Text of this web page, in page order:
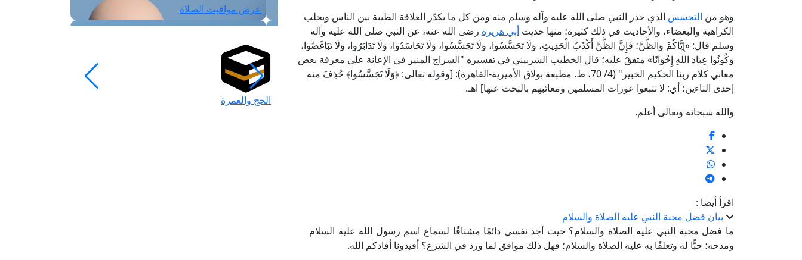
وهو من التجسس الذي حذر النبي صلى الله عليه وآله وسلم منه ومن كل ما يكدّر العلاقة الطيبة بين الناس ويجلب
الكراهية والبغضاء، والأحاديث في ذلك كثيرة؛ منها حديث أبي هريرة رضى الله عنه، عن النبي صلى الله عليه وآله
وسلم قال: «إِيَّاكُمْ وَالظَّنَّ؛ فَإِنَّ الظَّنَّ أَكْذَبُ الْحَدِيثِ، وَلَا تَحَسَّسُوا، وَلَا تَجَسَّسُوا، وَلَا تَحَاسَدُوا، وَلَا تَدَابَرُوا، وَلَا تَبَاغَضُوا،
وَكُونُوا عِبَادَ اللهِ إِخْوَانًا» متفقٌ عليه؛ قال الخطيب الشربيني في تفسيره "السراج المنير في الإعانة على معرفة بعض
معاني كلام ربنا الحكيم الخبير" (4/ 70، ط. مطبعة بولاق الأميرية-القاهرة): [وقوله تعالى: ﴿وَلَا تَجَسَّسُوا﴾ حُذِفَ منه
إحدى التاءين؛ أي: لا تتبعوا عورات المسلمين ومعائبهم بالبحث عنها] اهـ.
والله سبحانه وتعالى أعلم.
اقرأ أيضا :
بيان فضل محبة النبي عليه الصلاة والسلام
ما فضل محبة النبي عليه الصلاة والسلام؟ حيث أجد نفسي دائمًا مشتاقًا لسماع اسم رسول الله عليه السلام
ومدحه؛ حبًّا له وتعلقًا به عليه الصلاة والسلام؛ فهل ذلك موافق لما ورد في الشرع؟ أفيدونا أفادكم الله.
عرض مواقيت الصلاة
الحج والعمرة